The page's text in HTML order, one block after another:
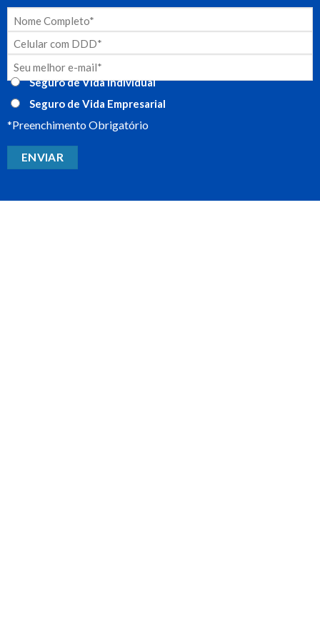
Seguro de Vida Individual
Seguro de Vida Empresarial
*Preenchimento Obrigatório